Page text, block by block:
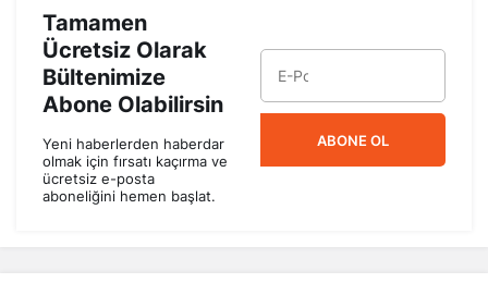
Tamamen
Ücretsiz Olarak
Bültenimize
Abone Olabilirsin
Yeni haberlerden haberdar
olmak için fırsatı kaçırma ve
ücretsiz e-posta
aboneliğini hemen başlat.
ABONE OL